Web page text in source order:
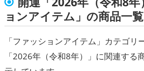
ョンアイテム」の商品一覧
「ファッションアイテム」カテゴリ
「2026年（令和8年）」に関連する